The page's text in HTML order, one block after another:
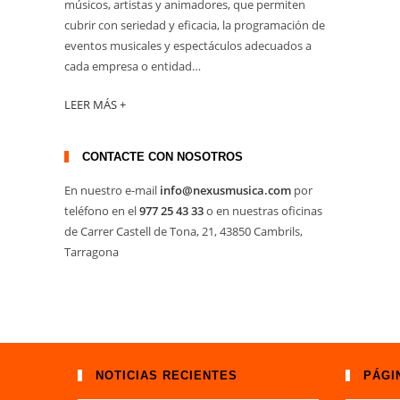
músicos, artistas y animadores, que permiten
cubrir con seriedad y eficacia, la programación de
eventos musicales y espectáculos adecuados a
cada empresa o entidad…
LEER MÁS +
CONTACTE CON NOSOTROS
En nuestro e-mail info@nexusmusica.com por
teléfono en el977 25 43 33o en nuestras oficinas
de Carrer Castell de Tona, 21, 43850 Cambrils,
Tarragona
NOTICIAS RECIENTES